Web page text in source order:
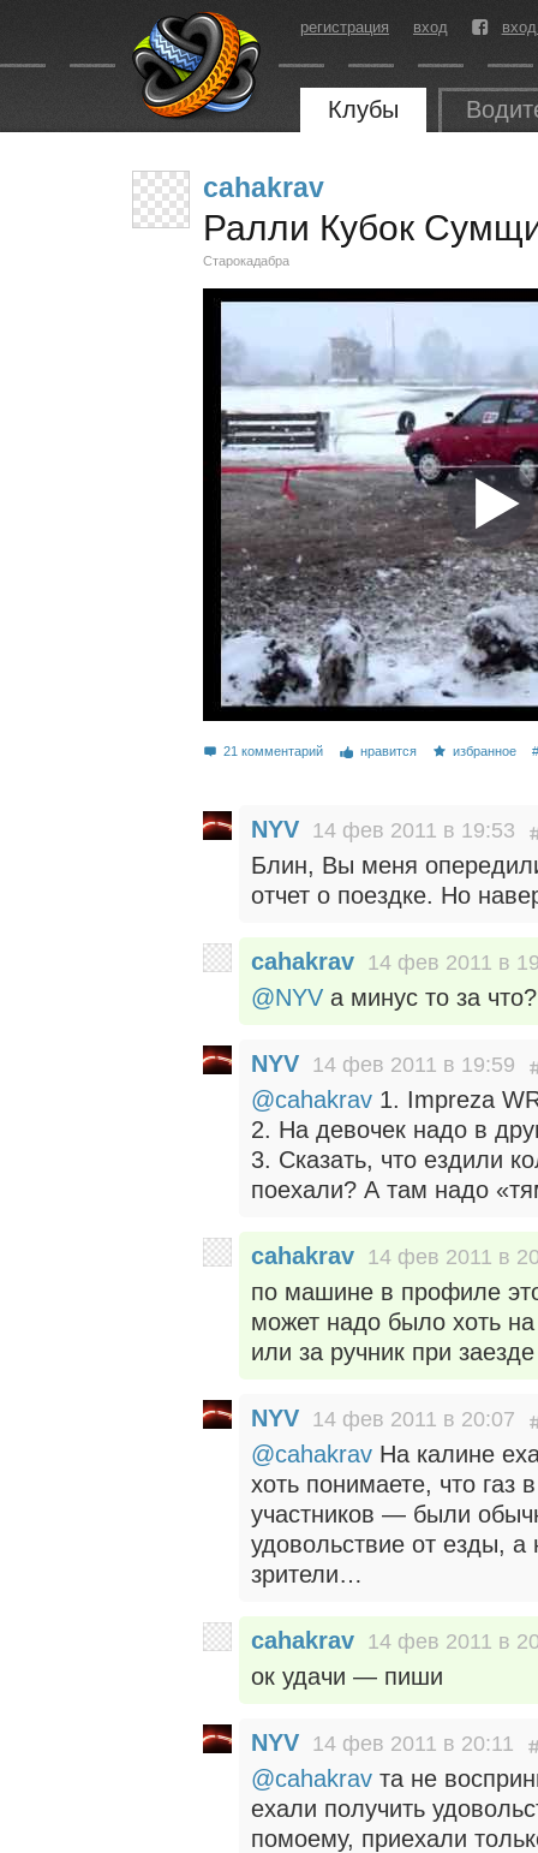
регистрация вход
Клубы
cahakrav
Ралли Кубок
Старокадабра
21 комментарий нравится избранное
NYV 14 фев 2011 в 19:53
Блин, Вы меня
отчет о поездке. Но
cahakrav 14 фев 2011 в
@NYV а минус то за что?
NYV 14 фев 2011 в 19:59
@cahakrav 1. Impreza
2. На девочек надо в
3. Сказать, что ездили
поехали? А там надо
cahakrav 14 фев 2011 в
по машине в профиле
может надо было хоть
или за ручник при
NYV 14 фев 2011 в 20:07
@cahakrav На калине
хоть понимаете, что
участников — были
удовольствие от езды,
зрители…
cahakrav 14 фев 2011 в
ок удачи — пиши
NYV 14 фев 2011 в 20:11
@cahakrav та не
ехали получить
помоему, приехали